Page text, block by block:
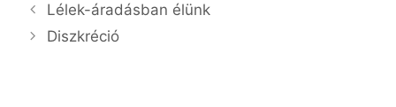
Lélek-áradásban élünk
Diszkréció